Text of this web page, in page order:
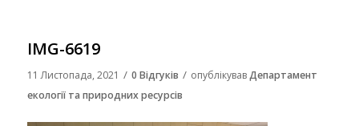
IMG-6619
11 Листопада, 2021 / 0 Відгуків / опублікувавДепартамент
екології та природних ресурсів